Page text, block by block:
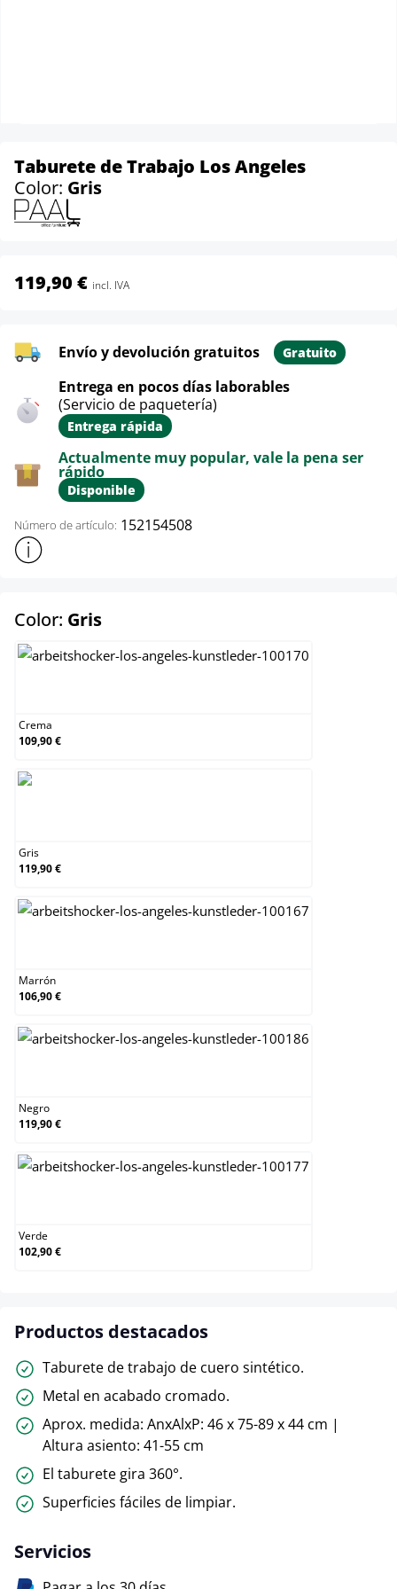
Taburete de Trabajo Los Angeles
Color: Gris
119,90 € incl. IVA
Envío y devolución gratuitos Gratuito
Entrega en pocos días laborables
(Servicio de paquetería)
Entrega rápida
Actualmente muy popular, vale la pena ser
rápido
Disponible
Número de artículo: 152154508
Mostrar más información sobre el producto
Color: Grisselect
Crema
109,90 €
Gris
119,90 €
Marrón
106,90 €
Negro
119,90 €
Verde
102,90 €
Productos destacados
Taburete de trabajo de cuero sintético.
Metal en acabado cromado.
Aprox. medida: AnxAlxP: 46 x 75-89 x 44 cm |
Altura asiento: 41-55 cm
El taburete gira 360°.
Superficies fáciles de limpiar.
Servicios